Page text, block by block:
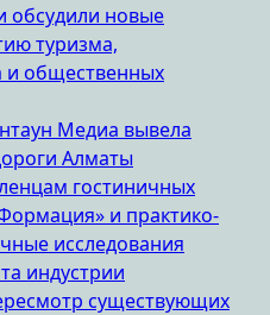
обсудили новые
туризма,
и общественных
Медиа вывела
Алматы
гостиничных
и практико-
исследования
индустрии
существующих